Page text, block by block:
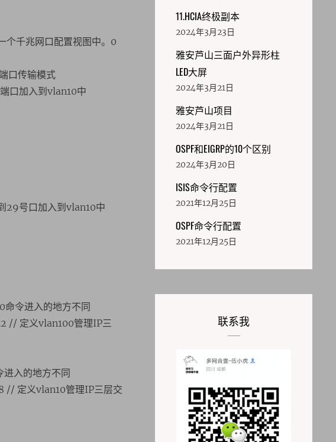
千兆网口配置视图中。0
传输模式
加入到vlan10中
号口加入到vlan10中
令进入的地方不同
// 定义vlan100管理IP三
入的地方不同
定义vlan10管理IP三层交
11.HCIA终极副本
2024年3月23日
雅安芦山三面户外异形柱
LED大屏
2024年3月21日
雅安芦山项目
2024年3月21日
OSPF和EIGRP的10个区别
2024年3月20日
ISIS命令行配置
2021年12月25日
OSPF命令行配置
2021年12月25日
联系我